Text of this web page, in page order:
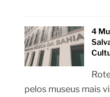
4
pelos museus mais